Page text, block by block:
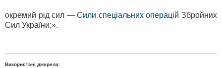
окремий рід сил —Сили спеціальних операцій Збройних
Сил України;».
Використані джерела: